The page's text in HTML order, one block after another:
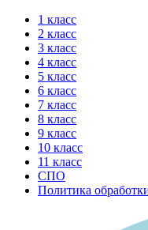
Перейти
содержимому
1 класс
2 класс
3 класс
4 класс
5 класс
6 класс
7 класс
8 класс
9 класс
10 класс
11 класс
СПО
Политика